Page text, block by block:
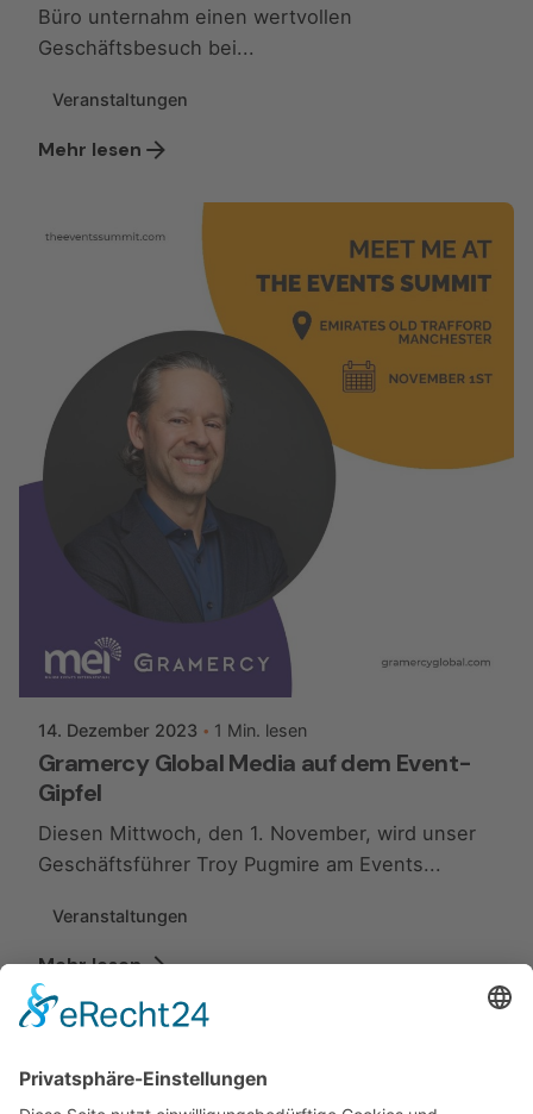
Büro unternahm einen wertvollen
Geschäftsbesuch bei...
Veranstaltungen
Mehr lesen
Posted by
ggmwebsiteaccess
14. Dezember 2023 1 Min. lesen
Gramercy Global Media auf dem Event-
Gipfel
Diesen Mittwoch, den 1. November, wird unser
Geschäftsführer Troy Pugmire am Events...
Veranstaltungen
Mehr lesen